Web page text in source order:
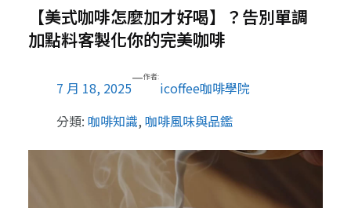
【美式咖啡怎麼加才好喝】？告別單調
加點料客製化你的完美咖啡
7 月 18, 2025
—作者:
icoffee咖啡學院
分類: 咖啡知識, 咖啡風味與品鑑